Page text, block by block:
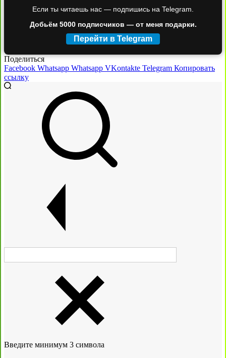
Если ты читаешь нас — подпишись на Telegram.
Добьём 5000 подписчиков — от меня подарки.
Перейти в Telegram
Поделиться
Facebook Whatsapp Whatsapp VKontakte Telegram Копировать
ссылку
Введите минимум 3 символа